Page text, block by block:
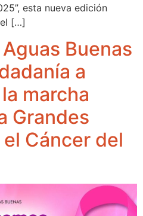
esta nueva edición
[…]
Buenas
a
marcha
Grandes
Cáncer del